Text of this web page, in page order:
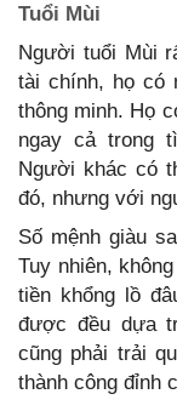
Tuổi Mùi
Người tuổi Mùi
tài chính, họ có
thông minh. Họ
ngay cả trong
Người khác có
đó, nhưng với
Số mệnh giàu
Tuy nhiên,
tiền khổng lồ
được đều dựa
cũng phải trải
thành công đỉnh